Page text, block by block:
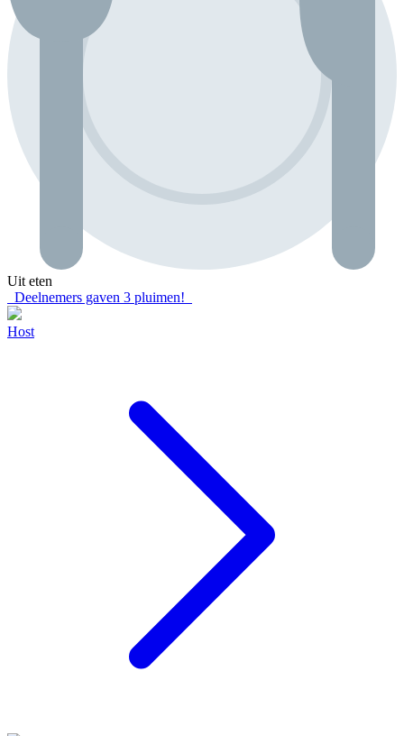
Uit eten
Deelnemers gaven 3 pluimen!
Host